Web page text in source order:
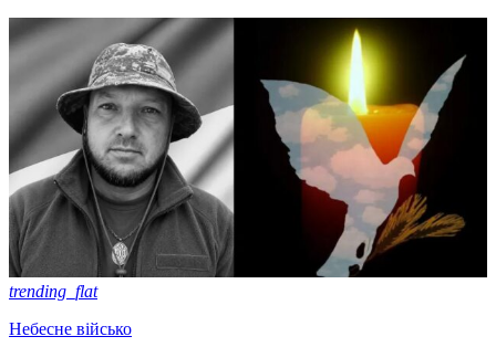
trending_flat
Небесне військо